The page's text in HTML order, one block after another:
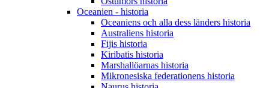
Oceanien - historia
Oceaniens och alla dess länders historia
Australiens historia
Fijis historia
Kiribatis historia
Marshallöarnas historia
Mikronesiska federationens historia